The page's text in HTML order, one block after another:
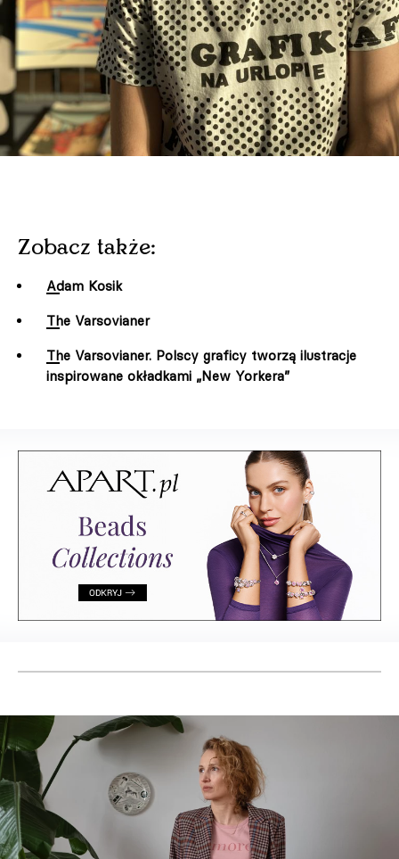
Zobacz także:
Adam Kosik
The Varsovianer
The Varsovianer. Polscy graficy tworzą ilustracje
inspirowane okładkami „New Yorkera”